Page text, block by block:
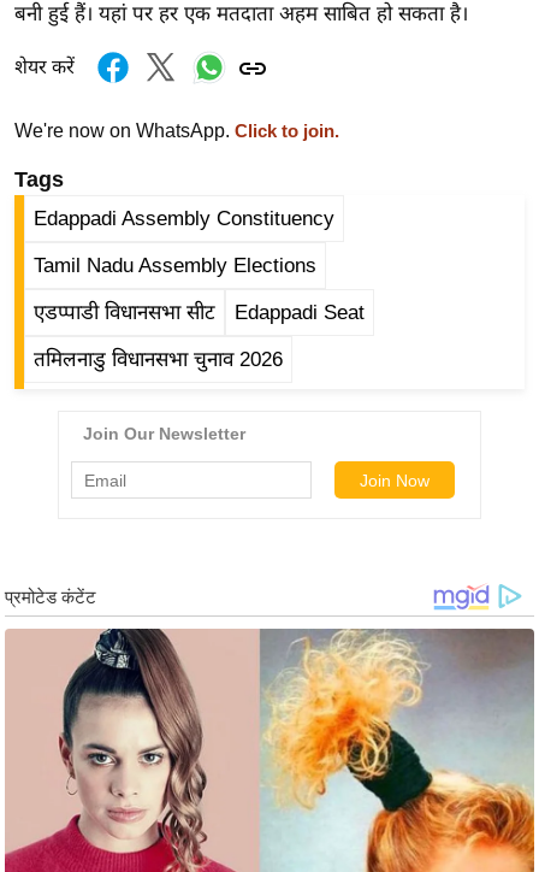
ज
त
टो
व
र्ल्ड
ज
ब्री
म
त
बॉ
ड
बनी हुई हैं। यहां पर हर एक मतदाता अहम साबित हो सकता है।
शेयर करें
We're now on WhatsApp. Click to join.
Tags
Edappadi Assembly Constituency
Tamil Nadu Assembly Elections
एडप्पाडी विधानसभा सीट Edappadi Seat
तमिलनाडु विधानसभा चुनाव 2026